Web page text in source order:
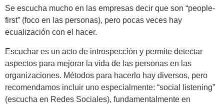
Se escucha mucho en las empresas decir que son “people-
first” (foco en las personas), pero pocas veces hay
ecualización con el hacer.
Escuchar es un acto de introspección y permite detectar
aspectos para mejorar la vida de las personas en las
organizaciones. Métodos para hacerlo hay diversos, pero
recomendamos incluir uno especialmente: “social listening”
(escucha en Redes Sociales), fundamentalmente en